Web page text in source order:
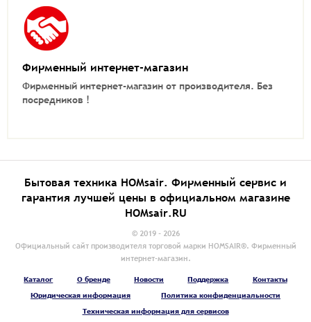
Фирменный интернет-магазин
Фирменный интернет-магазин от производителя. Без
посредников !
Бытовая техника HOMsair. Фирменный сервис и
гарантия лучшей цены в официальном магазине
HOMsair.RU
© 2019 - 2026
Официальный сайт производителя торговой марки HOMSAIR®. Фирменный
интернет-магазин.
Каталог О бренде Новости Поддержка
Контакты
Юридическая информация
Политика конфиденциальности
Техническая информация для сервисов